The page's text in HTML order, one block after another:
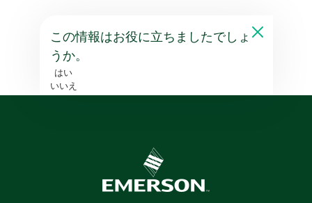
この情報はお役に立ちましたでしょ
うか。
はい
いいえ